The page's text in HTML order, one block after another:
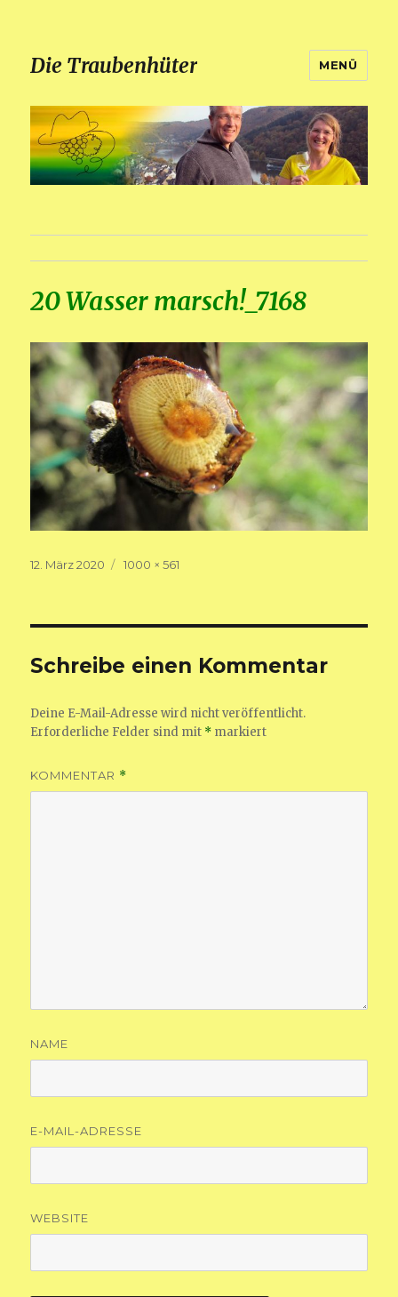
Die Traubenhüter MENÜ
20 Wasser marsch!_7168
Veröffentlicht
12. März 2020
Volle
1000 × 561
Schreibe einen Kommentar
Deine E-Mail-Adresse wird nicht veröffentlicht.
Erforderliche Felder sind mit * markiert
KOMMENTAR *
NAME
E-MAIL-ADRESSE
WEBSITE